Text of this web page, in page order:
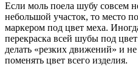
Если моль поела шубу совсем
небольшой участок, то место
маркером под цвет меха.
перекраска всей шубы под
делать «резких движений» и
поменять цвет всего изделия.